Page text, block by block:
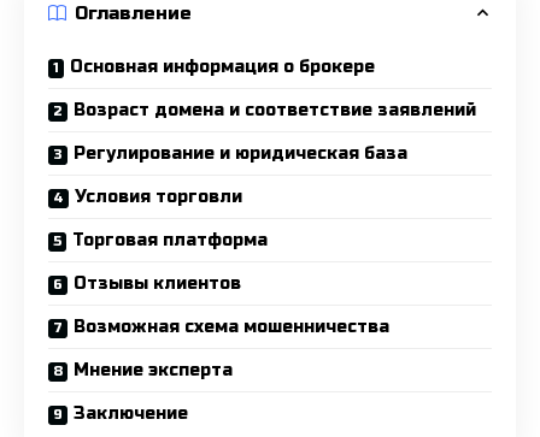
Оглавление
Основная информация о брокере
Возраст домена и соответствие заявлений
Регулирование и юридическая база
Условия торговли
Торговая платформа
Отзывы клиентов
Возможная схема мошенничества
Мнение эксперта
Заключение